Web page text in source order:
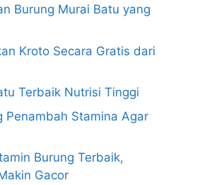
Burung Murai Batu yang
Kroto Secara Gratis dari
Terbaik Nutrisi Tinggi
Penambah Stamina Agar
Burung Terbaik,
Gacor